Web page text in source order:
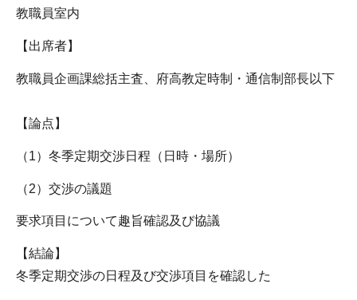
教職員室内
【出席者】
教職員企画課総括主査、府高教定時制・通信制部長以下
【論点】
（1）冬季定期交渉日程（日時・場所）
（2）交渉の議題
要求項目について趣旨確認及び協議
【結論】
冬季定期交渉の日程及び交渉項目を確認した